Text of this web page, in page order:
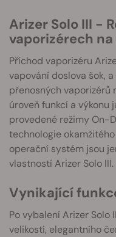
Arizer Solo III -
vaporizérech
Příchod vaporizéru
vapování doslova šok,
přenosných vaporizérů
úroveň funkcí a výkonu
provedené režimy On-
technologie
operační systém jsou
vlastností Arizer Solo III.
Vynikající
Po vybalení Arizer Solo
velikosti, elegantního